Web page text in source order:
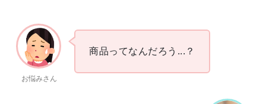
お悩みさん
商品ってなんだろう...？